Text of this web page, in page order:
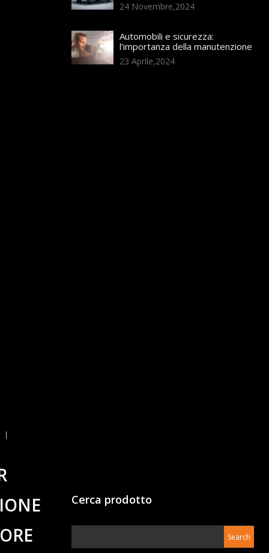
24 Novembre,2024
Automobili e sicurezza:
l’importanza della manutenzione
23 Aprile,2024
Cerca prodotto